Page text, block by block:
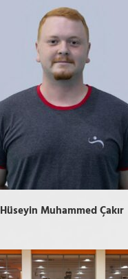
Hüseyin Muhammed Çakır